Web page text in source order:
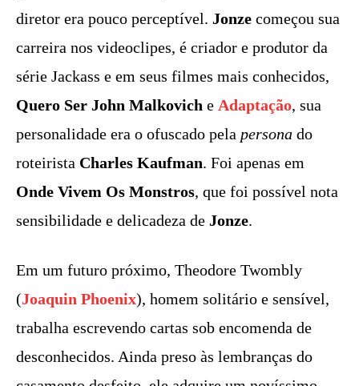
diretor era pouco perceptível. Jonze começou sua
carreira nos videoclipes, é criador e produtor da
série Jackass e em seus filmes mais conhecidos,
Quero Ser John Malkovich e Adaptação, sua
personalidade era o ofuscado pela persona do
roteirista Charles Kaufman. Foi apenas em
Onde Vivem Os Monstros, que foi possível nota
sensibilidade e delicadeza de Jonze.
Em um futuro próximo, Theodore Twombly
(Joaquin Phoenix), homem solitário e sensível,
trabalha escrevendo cartas sob encomenda de
desconhecidos. Ainda preso às lembranças do